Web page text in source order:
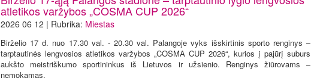
atletikos varžybos „COSMA CUP 2026“
2026 06 12 | Rubrika: Miestas
Birželio 17 d. nuo 17.30 val. - 20.30 val. Palangoje vyks išskirtinis sporto renginys –
tarptautinės lengvosios atletikos varžybos „COSMA CUP 2026“, kurios į pajūrį suburs
aukšto meistriškumo sportininkus iš Lietuvos ir užsienio. Renginys žiūrovams –
nemokamas.